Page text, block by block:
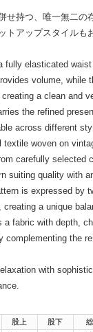
せ持つ、唯一無二の
トアップスタイルも
fully elasticated
volume, while
a clean and
the refined
across different
textile woven on
carefully selected
suiting quality with
is expressed by
a unique
a fabric with depth,
complementing the
with
股上 股下